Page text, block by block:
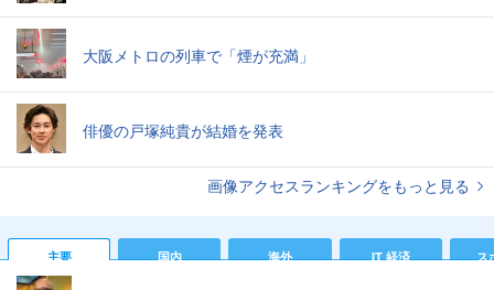
大阪メトロの列車で「煙が充満」
俳優の戸塚純貴が結婚を発表
画像アクセスランキングをもっと見る
主要 国内 海外 IT 経済 ス